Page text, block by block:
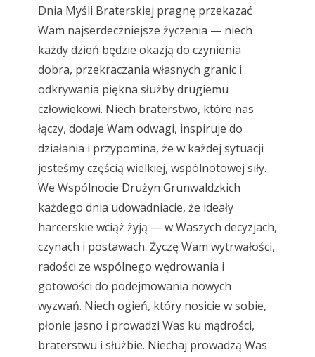
Dnia Myśli Braterskiej pragnę przekazać
Wam najserdeczniejsze życzenia — niech
każdy dzień będzie okazją do czynienia
dobra, przekraczania własnych granic i
odkrywania piękna służby drugiemu
człowiekowi. Niech braterstwo, które nas
łączy, dodaje Wam odwagi, inspiruje do
działania i przypomina, że w każdej sytuacji
jesteśmy częścią wielkiej, wspólnotowej siły.
We Wspólnocie Drużyn Grunwaldzkich
każdego dnia udowadniacie, że ideały
harcerskie wciąż żyją — w Waszych decyzjach,
czynach i postawach. Życzę Wam wytrwałości,
radości ze wspólnego wędrowania i
gotowości do podejmowania nowych
wyzwań. Niech ogień, który nosicie w sobie,
płonie jasno i prowadzi Was ku mądrości,
braterstwu i służbie. Niechaj prowadzą Was